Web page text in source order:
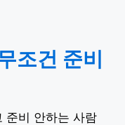
조건 준비
준비 안하는 사람